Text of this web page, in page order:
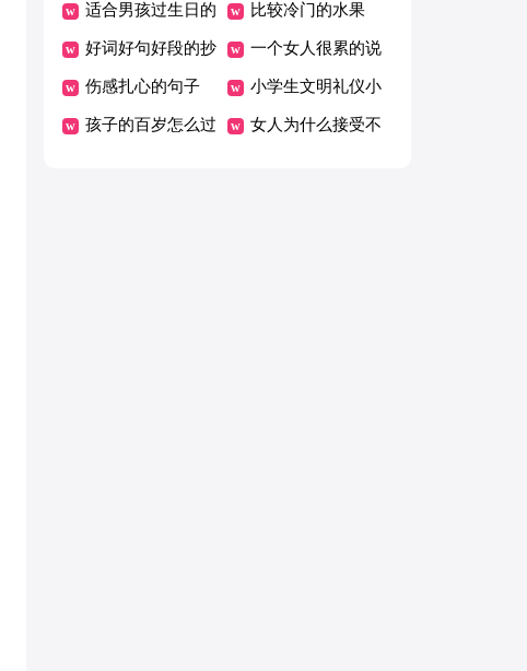
洗不掉
适合男孩过生日的
句子8岁
比较冷门的水果
好词好句好段的抄
写大全
一个女人很累的说
说
伤感扎心的句子 小学生文明礼仪小
知识
孩子的百岁怎么过 女人为什么接受不